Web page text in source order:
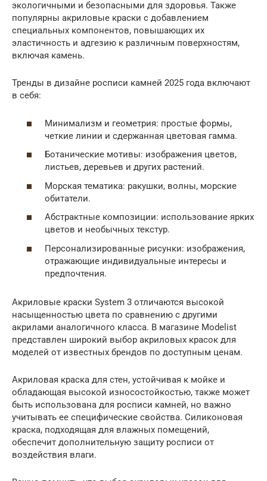
экологичными и безопасными для здоровья. Также
популярны акриловые краски с добавлением
специальных компонентов, повышающих их
эластичность и адгезию к различным поверхностям,
включая камень.
Тренды в дизайне росписи камней 2025 года включают
в себя:
Минимализм и геометрия: простые формы,
четкие линии и сдержанная цветовая гамма.
Ботанические мотивы: изображения цветов,
листьев, деревьев и других растений.
Морская тематика: ракушки, волны, морские
обитатели.
Абстрактные композиции: использование ярких
цветов и необычных текстур.
Персонализированные рисунки: изображения,
отражающие индивидуальные интересы и
предпочтения.
Акриловые краски System 3 отличаются высокой
насыщенностью цвета по сравнению с другими
акрилами аналогичного класса. В магазине Modelist
представлен широкий выбор акриловых красок для
моделей от известных брендов по доступным ценам.
Акриловая краска для стен, устойчивая к мойке и
обладающая высокой износостойкостью, также может
быть использована для росписи камней, но важно
учитывать ее специфические свойства. Силиконовая
краска, подходящая для влажных помещений,
обеспечит дополнительную защиту росписи от
воздействия влаги.